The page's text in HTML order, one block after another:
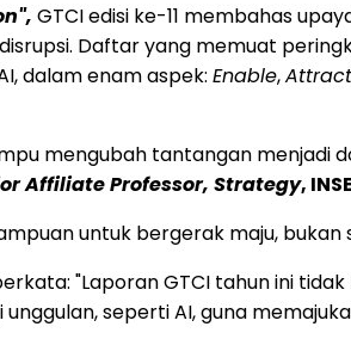
GTCI edisi ke-11 membahas
Daftar yang memuat
dalam enam aspek: Enable,Attract
mengubah tantangan menjadi
Affiliate Professor, Strategy,
untuk bergerak maju, bukan
"Laporan GTCI tahun ini
seperti AI, guna